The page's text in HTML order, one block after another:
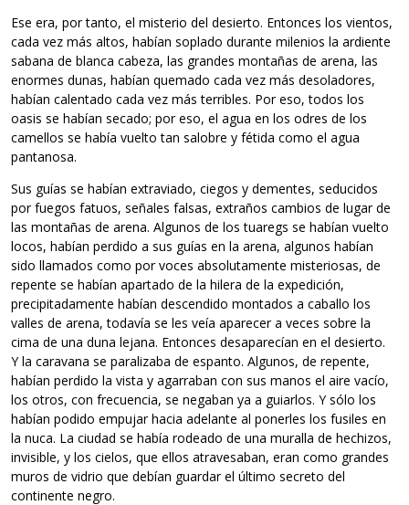
Ese era, por tanto, el misterio del desierto. Entonces los vientos,
cada vez más altos, habían soplado durante milenios la ardiente
sabana de blanca cabeza, las grandes montañas de arena, las
enormes dunas, habían quemado cada vez más desoladores,
habían calentado cada vez más terribles. Por eso, todos los
oasis se habían secado; por eso, el agua en los odres de los
camellos se había vuelto tan salobre y fétida como el agua
pantanosa.
Sus guías se habían extraviado, ciegos y dementes, seducidos
por fuegos fatuos, señales falsas, extraños cambios de lugar de
las montañas de arena. Algunos de los tuaregs se habían vuelto
locos, habían perdido a sus guías en la arena, algunos habían
sido llamados como por voces absolutamente misteriosas, de
repente se habían apartado de la hilera de la expedición,
precipitadamente habían descendido montados a caballo los
valles de arena, todavía se les veía aparecer a veces sobre la
cima de una duna lejana. Entonces desaparecían en el desierto.
Y la caravana se paralizaba de espanto. Algunos, de repente,
habían perdido la vista y agarraban con sus manos el aire vacío,
los otros, con frecuencia, se negaban ya a guiarlos. Y sólo los
habían podido empujar hacia adelante al ponerles los fusiles en
la nuca. La ciudad se había rodeado de una muralla de hechizos,
invisible, y los cielos, que ellos atravesaban, eran como grandes
muros de vidrio que debían guardar el último secreto del
continente negro.